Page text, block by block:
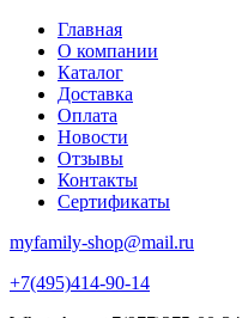
Главная
О компании
Каталог
Доставка
Оплата
Новости
Отзывы
Контакты
Сертификаты
myfamily-shop@mail.ru
+7(495)414-90-14